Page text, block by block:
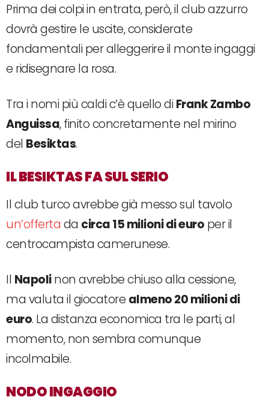
Prima dei colpi in entrata, però, il club azzurro
dovrà gestire le uscite, considerate
fondamentali per alleggerire il monte ingaggi
e ridisegnare la rosa.
Tra i nomi più caldi c’è quello di Frank Zambo
Anguissa, finito concretamente nel mirino
del Besiktas.
IL BESIKTAS FA SUL SERIO
Il club turco avrebbe già messo sul tavolo
un’offerta da circa 15 milioni di euro per il
centrocampista camerunese.
Il Napolinon avrebbe chiuso alla cessione,
ma valuta il giocatore almeno 20 milioni di
euro. La distanza economica tra le parti, al
momento, non sembra comunque
incolmabile.
NODO INGAGGIO